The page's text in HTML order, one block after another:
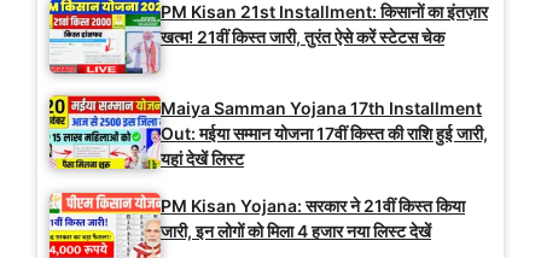
PM Kisan 21st Installment: किसानों का इंतज़ार
खत्म! 21वीं किस्त जारी, तुरंत ऐसे करें स्टेटस चेक
Maiya Samman Yojana 17th Installment
Out: मईया सम्मान योजना 17वीं किस्त की राशि हुई जारी,
यहां देखें लिस्ट
PM Kisan Yojana: सरकार ने 21वीं किस्त किया
जारी, इन लोगों को मिला 4 हजार नया लिस्ट देखें